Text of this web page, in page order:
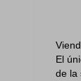
El
de la